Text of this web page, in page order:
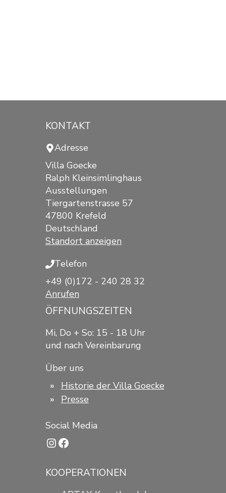
KONTAKT
Adresse
Villa Goecke
Ralph Kleinsimlinghaus
Ausstellungen
Tiergartenstrasse 57
47800 Krefeld
Deutschland
Standort anzeigen
Telefon
+49 (0)172 - 240 28 32
Anrufen
ÖFFNUNGSZEITEN
Mi, Do + So: 15 - 18 Uhr
und nach Vereinbarung
Über uns
Historie der Villa Goecke
Presse
Social Media
Instagram
Facebook
KOOPERATIONEN